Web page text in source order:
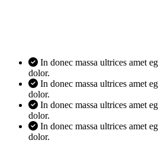
In donec massa ultrices amet
dolor.
In donec massa ultrices amet
dolor.
In donec massa ultrices amet
dolor.
In donec massa ultrices amet
dolor.